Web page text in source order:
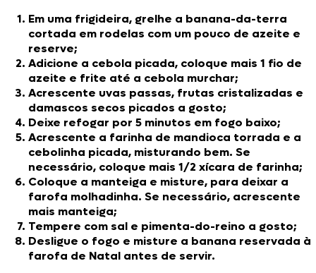
Em uma frigideira, grelhe a banana-da-terra
cortada em rodelas com um pouco de azeite e
reserve;
Adicione a cebola picada, coloque mais 1 fio de
azeite e frite até a cebola murchar;
Acrescente uvas passas, frutas cristalizadas e
damascos secos picados a gosto;
Deixe refogar por 5 minutos em fogo baixo;
Acrescente a farinha de mandioca torrada e a
cebolinha picada, misturando bem. Se
necessário, coloque mais 1/2 xícara de farinha;
Coloque a manteiga e misture, para deixar a
farofa molhadinha. Se necessário, acrescente
mais manteiga;
Tempere com sal e pimenta-do-reino a gosto;
Desligue o fogo e misture a banana reservada à
farofa de Natal antes de servir.